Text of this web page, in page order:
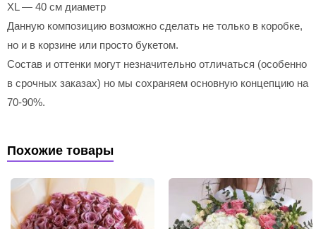
XL — 40 см диаметр
Данную композицию возможно сделать не только в коробке,
но и в корзине или просто букетом.
Состав и оттенки могут незначительно отличаться (особенно
в срочных заказах) но мы сохраняем основную концепцию на
70-90%.
Похожие товары